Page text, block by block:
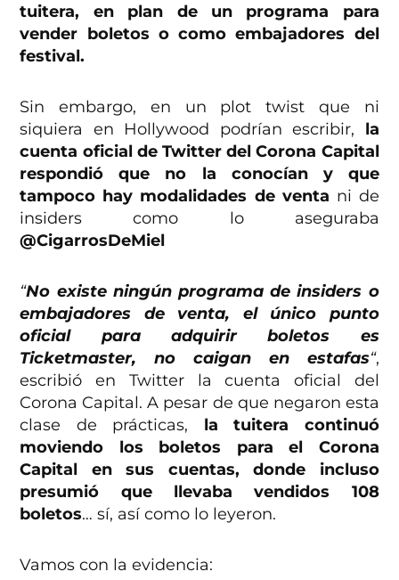
tuitera, en plan de un programa para
vender boletos o como embajadores del
festival.
Sin embargo, en un plot twist que ni
siquiera en Hollywood podrían escribir, la
cuenta oficial de Twitter del Corona Capital
respondió que no la conocían y que
tampoco hay modalidades de venta ni de
insiders como lo aseguraba
@CigarrosDeMiel
“No existe ningún programa de insiders o
embajadores de venta, el único punto
oficial para adquirir boletos es
Ticketmaster, no caigan en estafas“,
escribió en Twitter la cuenta oficial del
Corona Capital. A pesar de que negaron esta
clase de prácticas, la tuitera continuó
moviendo los boletos para el Corona
Capital en sus cuentas, donde incluso
presumió que llevaba vendidos 108
boletos… sí, así como lo leyeron.
Vamos con la evidencia: